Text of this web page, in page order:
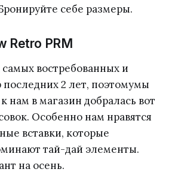
себе размеры.
Retro PRM
востребованных и
последних 2 лет, поэтомумы
нам в магазин добралась вот
Особенно нам нравятся
вставки, которые
тай-дай элементы.
на осень.